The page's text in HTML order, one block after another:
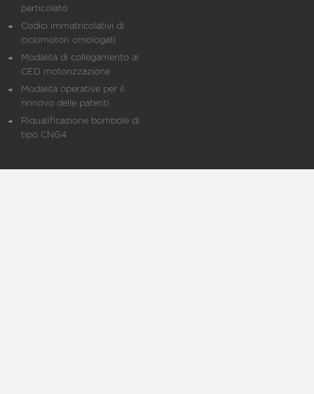
particolato
Codici immatricolativi di
ciclomotori omologati
Modalità di collegamento al
CED motorizzazione
Modalità operative per il
rinnovo delle patenti
Riqualificazione bombole di
tipo CNG4